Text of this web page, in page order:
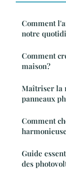
Comment
notre
Comment
maison?
Maîtriser la
panneaux
Comment
Guide
des